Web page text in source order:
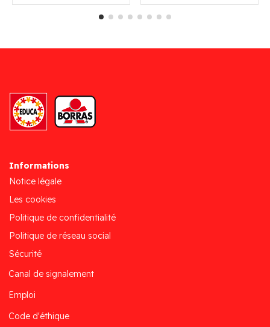
Informations
Notice légale
Les cookies
Politique de confidentialité
Politique de réseau social
Sécurité
Canal de signalement
Emploi
Code d'éthique